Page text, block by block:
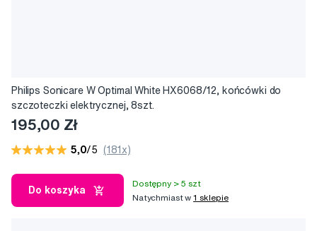
Philips Sonicare W Optimal White HX6068/12, końcówki do
szczoteczki elektrycznej, 8szt.
195,00 Zł
5,0/5 (181x)
Do koszyka
Dostępny > 5 szt
Natychmiast w1 sklepie